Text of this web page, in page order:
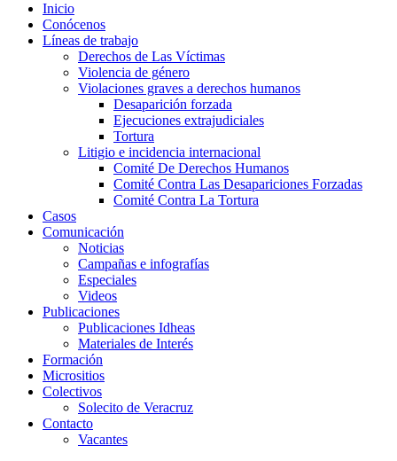
Inicio
Conócenos
Líneas de trabajo
Derechos de Las Víctimas
Violencia de género
Violaciones graves a derechos humanos
Desaparición forzada​
Ejecuciones extrajudiciales
Tortura
Litigio e incidencia internacional
Comité De Derechos Humanos​
Comité Contra Las Desapariciones Forzadas
Comité Contra La Tortura​
Casos
Comunicación
Noticias
Campañas e infografías
Especiales
Videos
Publicaciones
Publicaciones Idheas
Materiales de Interés
Formación
Micrositios
Colectivos
Solecito de Veracruz
Contacto
Vacantes